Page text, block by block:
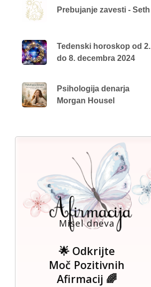
Prebujanje zavesti - Seth
Tedenski horoskop od 2.
do 8. decembra 2024
Psihologija denarja
Morgan Housel
Misel dneva
🌟 Odkrijte
Moč Pozitivnih
Afirmacij 🌈